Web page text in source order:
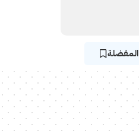
المفضلة